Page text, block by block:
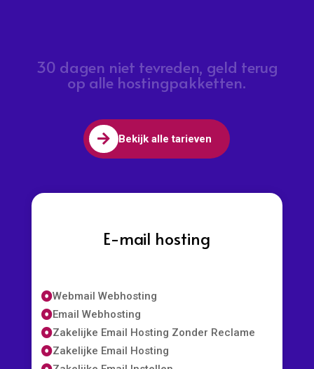
30 dagen niet tevreden, geld terug
op alle hostingpakketten.
 Bekijk alle tarieven
E-mail hosting
Webmail Webhosting
Email Webhosting
Zakelijke Email Hosting Zonder Reclame
Zakelijke Email Hosting